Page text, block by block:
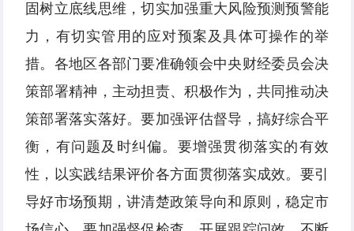
固树立底线思维，切实加强重大风险预测预警能
力，有切实管用的应对预案及具体可操作的举
措。各地区各部门要准确领会中央财经委员会决
策部署精神，主动担责、积极作为，共同推动决
策部署落实落好。要加强评估督导，搞好综合平
衡，有问题及时纠偏。要增强贯彻落实的有效
性，以实践结果评价各方面贯彻落实成效。要引
导好市场预期，讲清楚政策导向和原则，稳定市